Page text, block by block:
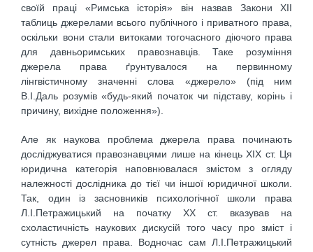
своїй праці «Римська історія» він назвав Закони XII
таблиць джерелами всього публічного і приватного права,
оскільки вони стали витоками тогочасного діючого права
для давньоримських правознавців. Таке розуміння
джерела права ґрунтувалося на первинному
лінгвістичному значенні слова «джерело» (під ним
В.І.Даль розумів «будь-який початок чи підставу, корінь і
причину, вихідне положення»).
Але як наукова проблема джерела права починають
досліджуватися правознавцями лише на кінець XIX ст. Ця
юридична категорія наповнювалася змістом з огляду
належності дослідника до тієї чи іншої юридичної школи.
Так, один із засновників психологічної школи права
Л.І.Петражицький на початку XX ст. вказував на
схоластичність наукових дискусій того часу про зміст і
сутність джерел права. Водночас сам Л.І.Петражицький